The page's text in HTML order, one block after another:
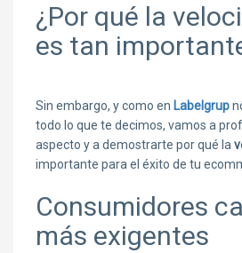
¿Por qué la
es tan
Sin embargo, y como en Labelgrup
todo lo que te decimos, vamos a
aspecto y a demostrarte por qué la
importante para el éxito de tu
Consumidores
más exigentes